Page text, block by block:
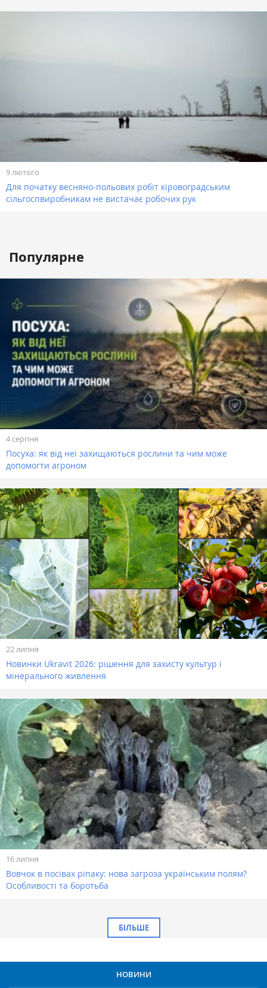
9 лютого
Для початку весняно-польових робіт кіровоградським
сільгоспвиробникам не вистачає робочих рук
Популярне
4 серпня
Посуха: як від неї захищаються рослини та чим може
допомогти агроном
22 липня
Новинки Ukravit 2026: рішення для захисту культур і
мінерального живлення
16 липня
Вовчок в посівах ріпаку: нова загроза українським полям?
Особливості та боротьба
БІЛЬШЕ
НОВИНИ